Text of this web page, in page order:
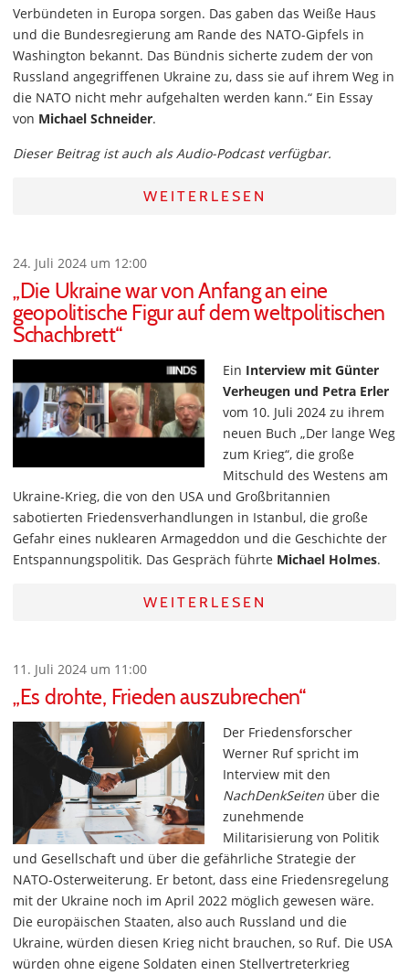
Verbündeten in Europa sorgen. Das gaben das Weiße Haus
und die Bundesregierung am Rande des NATO-Gipfels in
Washington bekannt. Das Bündnis sicherte zudem der von
Russland angegriffenen Ukraine zu, dass sie auf ihrem Weg in
die NATO nicht mehr aufgehalten werden kann.“ Ein Essay
von Michael Schneider.
Dieser Beitrag ist auch als Audio-Podcast verfügbar.
WEITERLESEN
24. Juli 2024 um 12:00
„Die Ukraine war von Anfang an eine
geopolitische Figur auf dem weltpolitischen
Schachbrett“
Ein Interview mit Günter
Verheugen und Petra Erler
vom 10. Juli 2024 zu ihrem
neuen Buch „Der lange Weg
zum Krieg“, die große
Mitschuld des Westens am
Ukraine-Krieg, die von den USA und Großbritannien
sabotierten Friedensverhandlungen in Istanbul, die große
Gefahr eines nuklearen Armageddon und die Geschichte der
Entspannungspolitik. Das Gespräch führte Michael Holmes.
WEITERLESEN
11. Juli 2024 um 11:00
„Es drohte, Frieden auszubrechen“
Der Friedensforscher
Werner Ruf spricht im
Interview mit den
NachDenkSeiten über die
zunehmende
Militarisierung von Politik
und Gesellschaft und über die gefährliche Strategie der
NATO-Osterweiterung. Er betont, dass eine Friedensregelung
mit der Ukraine noch im April 2022 möglich gewesen wäre.
Die europäischen Staaten, also auch Russland und die
Ukraine, würden diesen Krieg nicht brauchen, so Ruf. Die USA
würden ohne eigene Soldaten einen Stellvertreterkrieg